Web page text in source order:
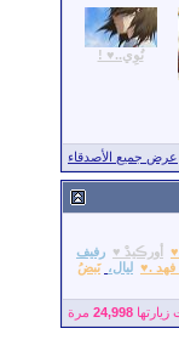
نُوِي..♥ !
عرض جميع الأصدقاء
أورڪيدْ ♥ رفيف
فهد .♥ ليال، نَبضُ
24,998 مرة